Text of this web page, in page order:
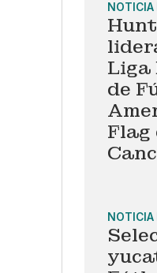
NOTICIA
de
Flag
NOTICIA